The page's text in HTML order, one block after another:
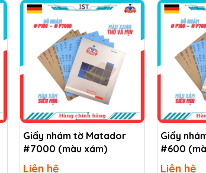
công nghệ Nhật Bản, cát rất cứng và
thường được sử dụng trong nước sơn, đánh
thau, nhôm, gỗ...
Giấy nhám tờ Matador
#7000 (màu xám)
Liên hệ
Giấy
#600
Liên hệ